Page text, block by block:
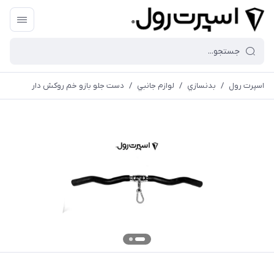
اسپرت رول / بدنسازي / لوازم جانبي / دست جلو بازو خم روکش دار